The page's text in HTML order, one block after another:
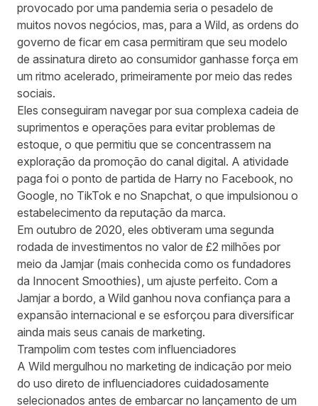
provocado por uma pandemia seria o pesadelo de
muitos novos negócios, mas, para a Wild, as ordens do
governo de ficar em casa permitiram que seu modelo
de assinatura direto ao consumidor ganhasse força em
um ritmo acelerado, primeiramente por meio das redes
sociais.
Eles conseguiram navegar por sua complexa cadeia de
suprimentos e operações para evitar problemas de
estoque, o que permitiu que se concentrassem na
exploração da promoção do canal digital. A atividade
paga foi o ponto de partida de Harry no Facebook, no
Google, no TikTok e no Snapchat, o que impulsionou o
estabelecimento da reputação da marca.
Em outubro de 2020, eles obtiveram uma segunda
rodada de investimentos no valor de £2 milhões por
meio da Jamjar (mais conhecida como os fundadores
da Innocent Smoothies), um ajuste perfeito. Com a
Jamjar a bordo, a Wild ganhou nova confiança para a
expansão internacional e se esforçou para diversificar
ainda mais seus canais de marketing.
Trampolim com testes com influenciadores
A Wild mergulhou no marketing de indicação por meio
do uso direto de influenciadores cuidadosamente
selecionados antes de embarcar no lançamento de um